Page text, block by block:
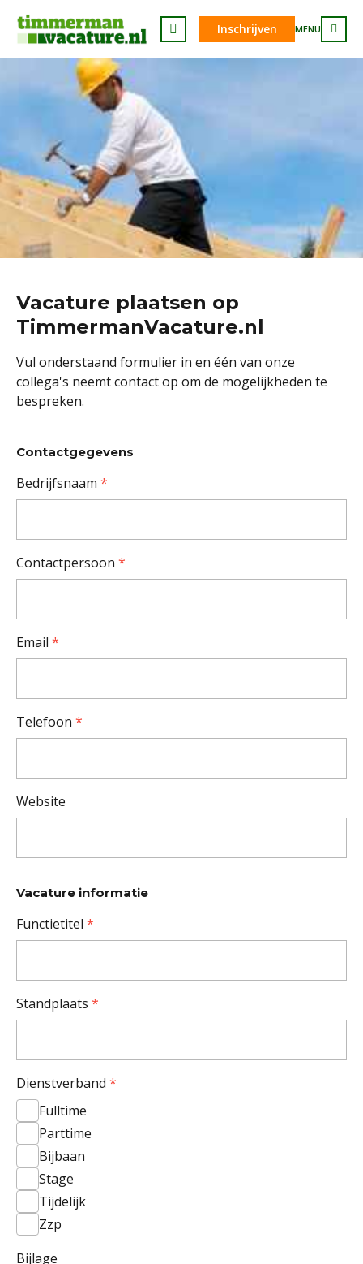
Inschrijven MENU
Vacature plaatsen op
TimmermanVacature.nl
Vul onderstaand formulier in en één van onze
collega's neemt contact op om de mogelijkheden te
bespreken.
Contactgegevens
Bedrijfsnaam *
Contactpersoon *
Email *
Telefoon *
Website
Vacature informatie
Functietitel *
Standplaats *
Dienstverband *
Fulltime
Parttime
Bijbaan
Stage
Tijdelijk
Zzp
Bijlage